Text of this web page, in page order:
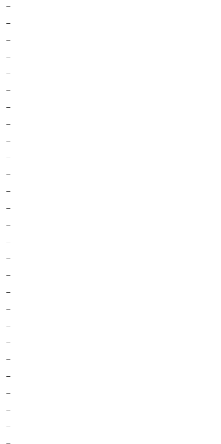
–
–
–
–
–
–
–
–
–
–
–
–
–
–
–
–
–
–
–
–
–
–
–
–
–
–